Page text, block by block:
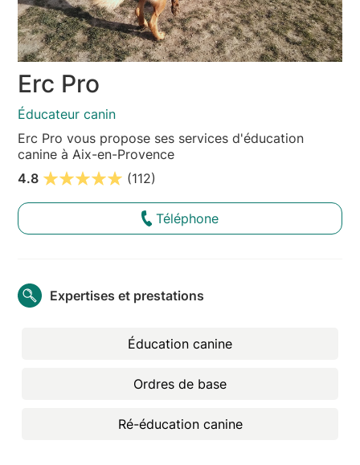
Erc Pro
Éducateur canin
Erc Pro vous propose ses services d'éducation
canine à Aix-en-Provence
4.8
(112)
Téléphone
Expertises et prestations
Éducation canine
Ordres de base
Ré-éducation canine